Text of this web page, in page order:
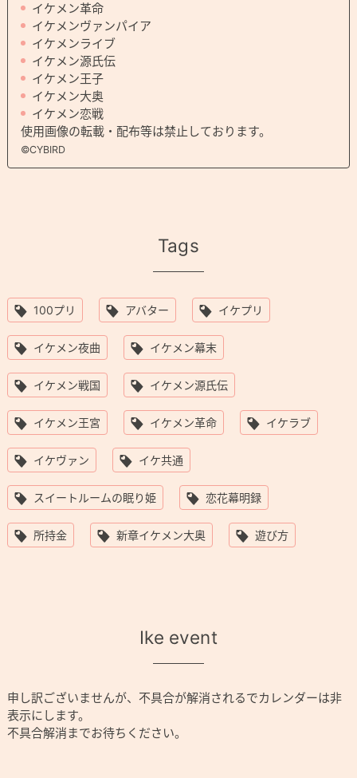
イケメン革命
イケメンヴァンパイア
イケメンライブ
イケメン源氏伝
イケメン王子
イケメン大奥
イケメン恋戦
使用画像の転載・配布等は禁止しております。
©CYBIRD
Tags
100プリ アバター イケプリ
イケメン夜曲 イケメン幕末
イケメン戦国 イケメン源氏伝
イケメン王宮 イケメン革命 イケラブ
イケヴァン イケ共通
スイートルームの眠り姫 恋花幕明録
所持金 新章イケメン大奥 遊び方
Ike event
申し訳ございませんが、不具合が解消されるでカレンダーは非
表示にします。
不具合解消までお待ちください。